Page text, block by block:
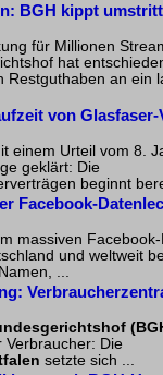
BGH kippt
für Millionen
hat
Restguthaben an ein
von Glasfaser-
einem Urteil vom 8.
geklärt: Die
beginnt
Facebook-
massiven
und weltweit
...
Verbraucher: Die
setzte sich ...